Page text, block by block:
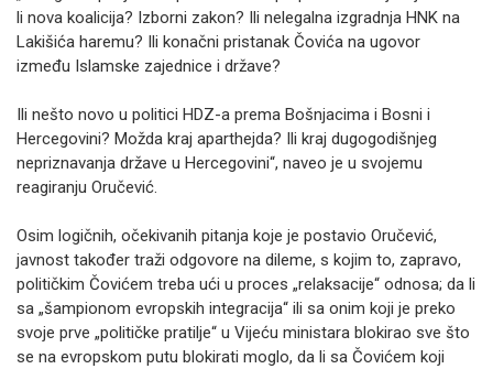
li nova koalicija? Izborni zakon? Ili nelegalna izgradnja HNK na
Lakišića haremu? Ili konačni pristanak Čovića na ugovor
između Islamske zajednice i države?
Ili nešto novo u politici HDZ-a prema Bošnjacima i Bosni i
Hercegovini? Možda kraj aparthejda? Ili kraj dugogodišnjeg
nepriznavanja države u Hercegovini“, naveo je u svojemu
reagiranju Oručević.
Osim logičnih, očekivanih pitanja koje je postavio Oručević,
javnost također traži odgovore na dileme, s kojim to, zapravo,
političkim Čovićem treba ući u proces „relaksacije“ odnosa; da li
sa „šampionom evropskih integracija“ ili sa onim koji je preko
svoje prve „političke pratilje“ u Vijeću ministara blokirao sve što
se na evropskom putu blokirati moglo, da li sa Čovićem koji